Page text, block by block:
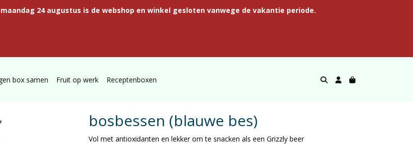
24 augustus is de webshop en winkel gesloten vanwege de vakantie periode.
box samen Fruit op werk Receptenboxen
bosbessen (blauwe bes)
Vol met antioxidanten en lekker om te snacken als een Grizzly beer